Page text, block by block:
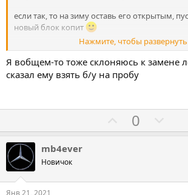
если так, то на зиму оставь его открытым,
новый блок копит
забитость печки -проверять после этого.
п.с. работу клапана так-же слышно и можно
происходит активация (обе) или нет, но это
Нажмите, чтобы развернуть
Я вобщем-то тоже склоняюсь к замене
сказал ему взять б/у на пробу
о
с
0
о
с
mb4ever
Новичок
Янв 21, 2021